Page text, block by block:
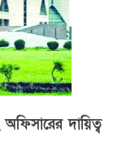
অফিসারের দায়িত্ব